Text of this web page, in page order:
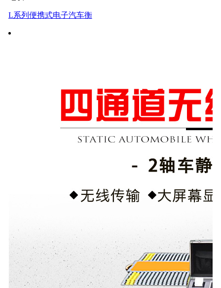
L系列便携式电子汽车衡